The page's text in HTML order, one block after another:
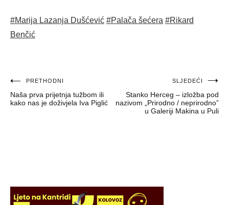
#Marija Lazanja Dušćević #Palača šećera #Rikard
Benčić
Navigacija
objava
PRETHODNI
Naša prva prijetnja tužbom ili
kako nas je doživjela Iva Piglić
SLJEDEĆI
Stanko Herceg – izložba pod
nazivom „Prirodno / neprirodno”
u Galeriji Makina u Puli